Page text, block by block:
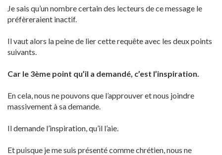
Je sais qu’un nombre certain des lecteurs de ce message le
préfèreraient inactif.
Il vaut alors la peine de lier cette requête avec les deux points
suivants.
Car le 3ème point qu’il a demandé, c’est l’inspiration.
En cela, nous ne pouvons que l’approuver et nous joindre
massivement à sa demande.
Il demande l’inspiration, qu’il l’aie.
Et puisque je me suis présenté comme chrétien, nous ne